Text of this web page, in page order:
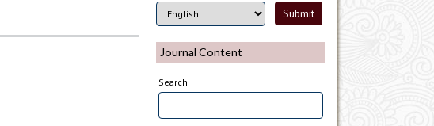
Journal Content
Search